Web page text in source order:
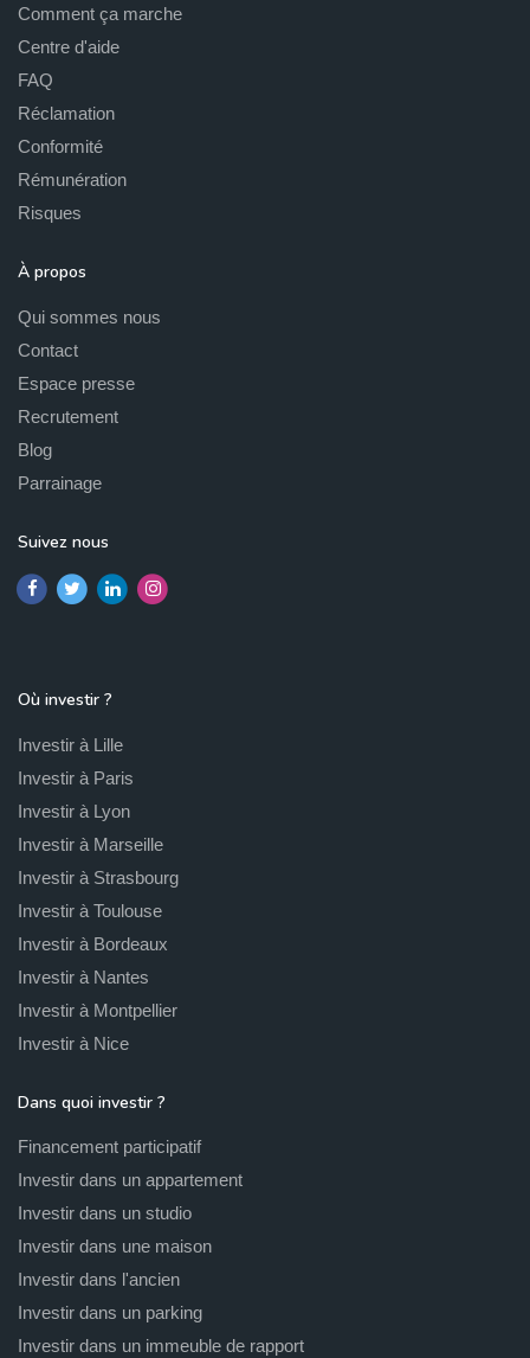
Comment ça marche
Centre d'aide
FAQ
Réclamation
Conformité
Rémunération
Risques
À propos
Qui sommes nous
Contact
Espace presse
Recrutement
Blog
Parrainage
Suivez nous
Où investir ?
Investir à Lille
Investir à Paris
Investir à Lyon
Investir à Marseille
Investir à Strasbourg
Investir à Toulouse
Investir à Bordeaux
Investir à Nantes
Investir à Montpellier
Investir à Nice
Dans quoi investir ?
Financement participatif
Investir dans un appartement
Investir dans un studio
Investir dans une maison
Investir dans l'ancien
Investir dans un parking
Investir dans un immeuble de rapport